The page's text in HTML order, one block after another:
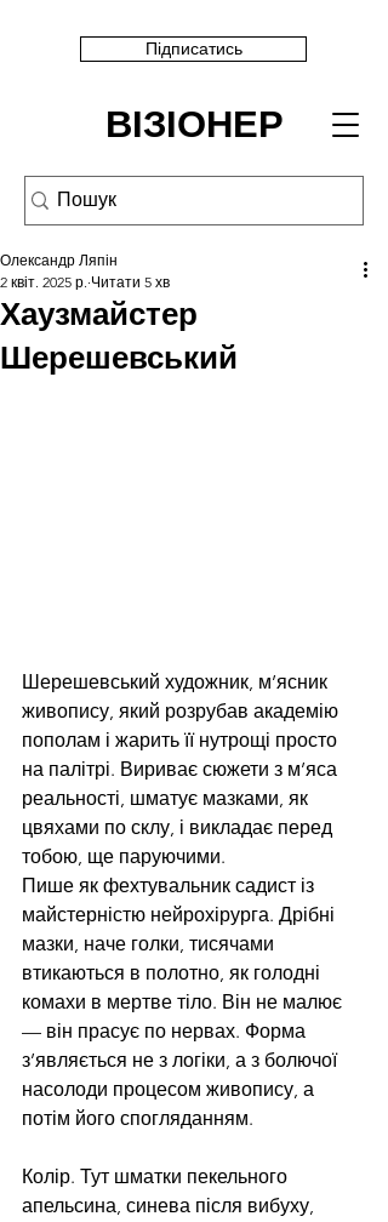
ВІЗІОНЕР
Підписатись
Хаузмайстер
Шерешевський
Олександр Ляпін
2 квіт. 2025 р. Читати 5 хв
Шерешевський художник, м’ясник
живопису, який розрубав академію
пополам і жарить її нутрощі просто
на палітрі. Вириває сюжети з м’яса
реальності, шматує мазками, як
цвяхами по склу, і викладає перед
тобою, ще паруючими.
Пише як фехтувальник садист із
майстерністю нейрохірурга. Дрібні
мазки, наче голки, тисячами
втикаються в полотно, як голодні
комахи в мертве тіло. Він не малює
— він прасує по нервах. Форма
з’являється не з логіки, а з болючої
насолоди процесом живопису, а
потім його спогляданням.
Колір. Тут шматки пекельного
апельсина, синева після вибуху,